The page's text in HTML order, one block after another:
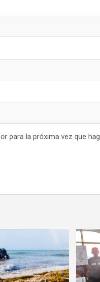
para la próxima vez que